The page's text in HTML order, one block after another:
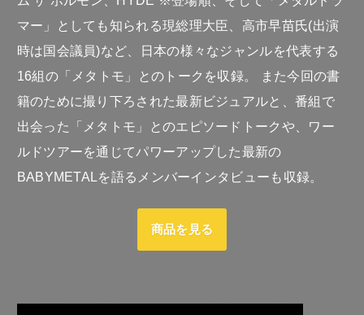
マー」としても知られる現総理大臣、高市早苗氏(出演
時は国会議員)など、日本の様々なジャンルを代表する
16組の「メタトモ」とのトークを収録。 また今回の書
籍のために撮り下ろされた最新ビジュアルと、番組で
出会った「メタトモ」とのエピソードトークや、ワー
ルドツアーを通じてパワーアップした最新の
BABYMETALを語るメンバーインタビューも収録。
商品を見る